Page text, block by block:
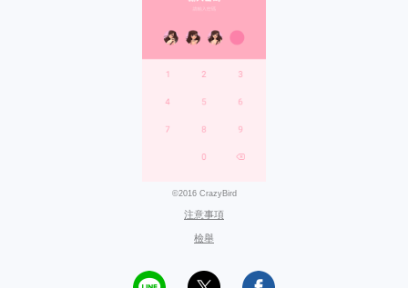
©2016 CrazyBird
注意事項
檢舉